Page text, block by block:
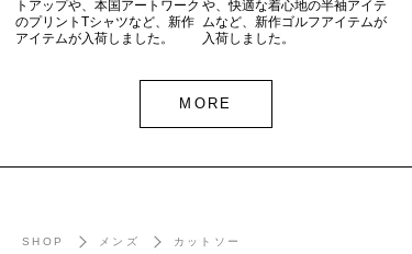
トアップや、本国アートワーク
のプリントTシャツなど、新作
アイテムが入荷しました。
や、快適な着心地の半袖アイテ
ムなど、新作ゴルフアイテムが
入荷しました。
MORE
SHOP メンズ カットソー